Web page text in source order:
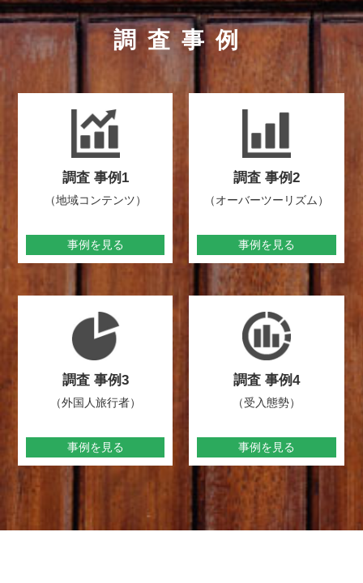
調査事例
調査 事例1
（地域コンテンツ）
事例を見る
調査 事例2
（オーバーツーリズム）
事例を見る
調査 事例3
（外国人旅行者）
事例を見る
調査 事例4
（受入態勢）
事例を見る